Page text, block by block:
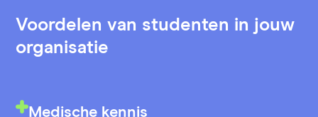
Voordelen van studenten in jouw
organisatie
Medische kennis